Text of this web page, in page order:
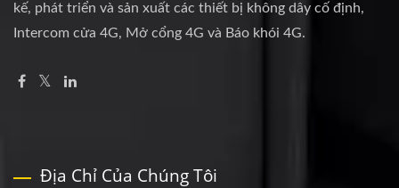
kế, phát triển và sản xuất các thiết bị không dây cố định,
Intercom cửa 4G, Mở cổng 4G và Báo khói 4G.
Địa Chỉ Của Chúng Tôi